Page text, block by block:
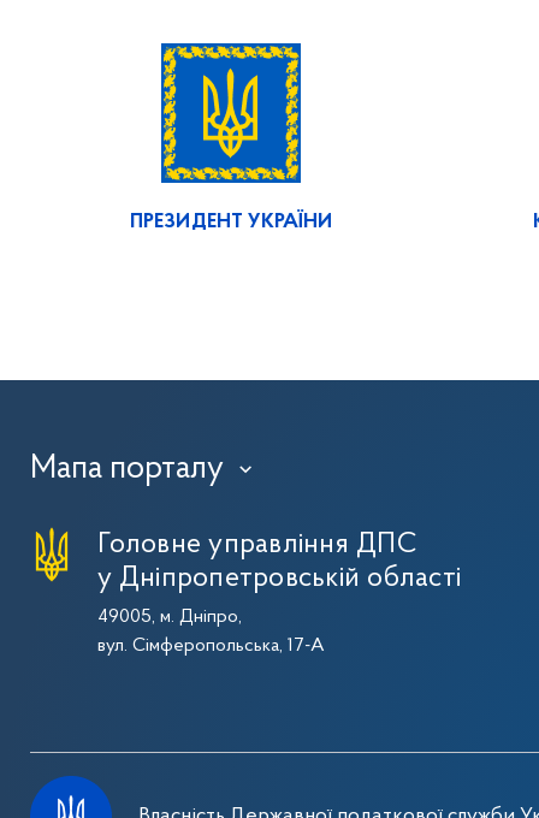
ПРЕЗИДЕНТ УКРАЇНИ
Мапа порталу ›
Головне управління ДПС
у Дніпропетровській області
49005, м. Дніпро,
вул. Сімферопольська, 17-А